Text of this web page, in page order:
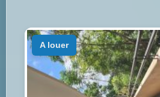
a louer